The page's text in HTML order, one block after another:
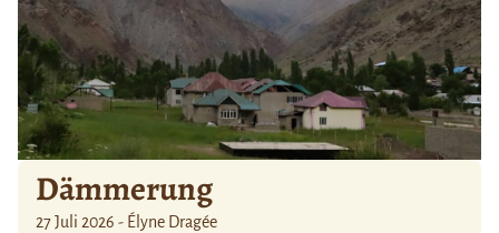
Dämmerung
27 Juli 2026 - Élyne Dragée